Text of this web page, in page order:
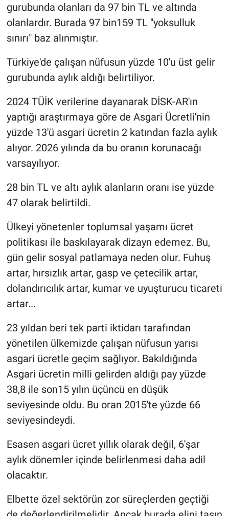
gurubunda olanları da 97 bin TL ve altında
olanlardır. Burada 97 bin159 TL "yoksulluk
sınırı" baz alınmıştır.
Türkiye'de çalışan nüfusun yüzde 10'u üst gelir
gurubunda aylık aldığı belirtiliyor.
2024 TÜİK verilerine dayanarak DİSK-AR'ın
yaptığı araştırmaya göre de Asgari Ücretli'nin
yüzde 13'ü asgari ücretin 2 katından fazla aylık
alıyor. 2026 yılında da bu oranın korunacağı
varsayılıyor.
28 bin TL ve altı aylık alanların oranı ise yüzde
47 olarak belirtildi.
Ülkeyi yönetenler toplumsal yaşamı ücret
politikası ile baskılayarak dizayn edemez. Bu,
gün gelir sosyal patlamaya neden olur. Fuhuş
artar, hırsızlık artar, gasp ve çetecilik artar,
dolandırıcılık artar, kumar ve uyuşturucu ticareti
artar...
23 yıldan beri tek parti iktidarı tarafından
yönetilen ülkemizde çalışan nüfusun yarısı
asgari ücretle geçim sağlıyor. Bakıldığında
Asgari ücretin milli gelirden aldığı pay yüzde
38,8 ile son15 yılın üçüncü en düşük
seviyesinde oldu. Bu oran 2015'te yüzde 66
seviyesindeydi.
Esasen asgari ücret yıllık olarak değil, 6'şar
aylık dönemler içinde belirlenmesi daha adil
olacaktır.
Elbette özel sektörün zor süreçlerden geçtiği